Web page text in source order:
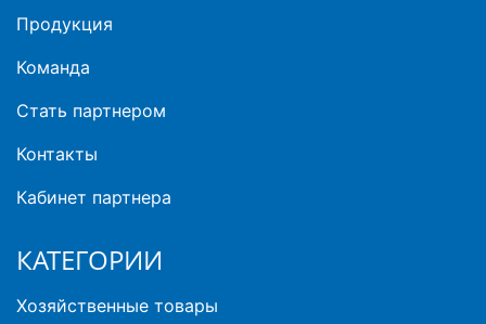
Продукция
Команда
Стать партнером
Контакты
Кабинет партнера
КАТЕГОРИИ
Хозяйственные товары